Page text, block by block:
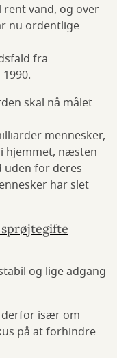
vand, og over
nu ordentlige
fra
skal nå målet
mennesker,
hjemmet, næsten
uden for deres
har slet
og lige adgang
derfor især om
på at forhindre